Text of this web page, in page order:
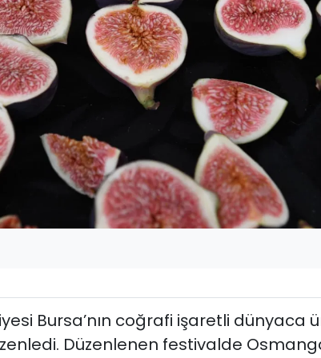
Bursa’nın coğrafi işaretli dünyaca
Düzenlenen festivalde